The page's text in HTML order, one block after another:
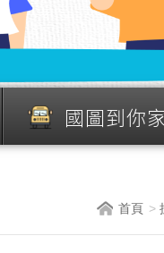
國圖到你
首頁